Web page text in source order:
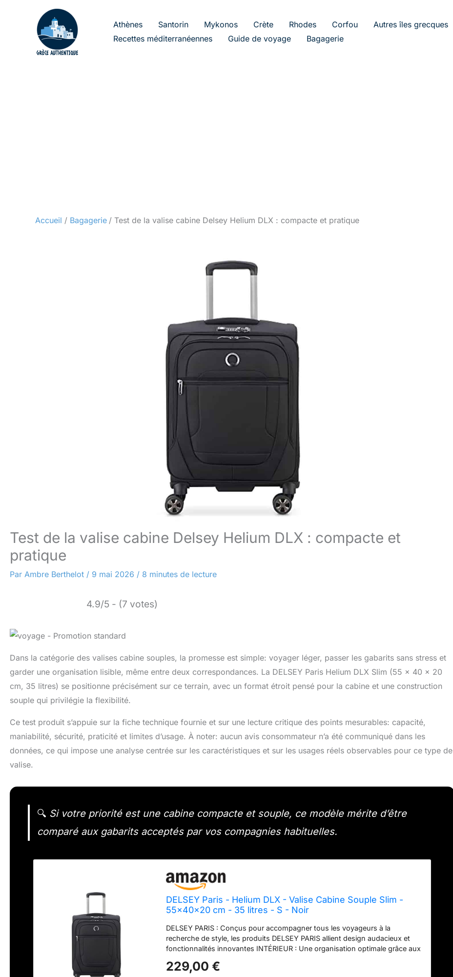
Athènes Santorin Mykonos Crète Rhodes Corfou Autres îles grecques
Recettes méditerranéennes
Guide de voyage Bagagerie
Accueil Bagagerie Test de la valise cabine Delsey Helium DLX : compacte et pratique
Test de la valise cabine Delsey Helium DLX : compacte et
pratique
Par Ambre Berthelot / 9 mai 2026 / 8 minutes de lecture
4.9/5 - (7 votes)
Dans la catégorie des valises cabine souples, la promesse est simple: voyager léger, passer les gabarits sans stress et
garder une organisation lisible, même entre deux correspondances. La DELSEY Paris Helium DLX Slim (55 x 40 x 20
cm, 35 litres) se positionne précisément sur ce terrain, avec un format étroit pensé pour la cabine et une construction
souple qui privilégie la flexibilité.
Ce test produit s’appuie sur la fiche technique fournie et sur une lecture critique des points mesurables: capacité,
maniabilité, sécurité, praticité et limites d’usage. À noter: aucun avis consommateur n’a été communiqué dans les
données, ce qui impose une analyse centrée sur les caractéristiques et sur les usages réels observables pour ce type de
valise.
🔍 Si votre priorité est une cabine compacte et souple, ce modèle mérite d’être
comparé aux gabarits acceptés par vos compagnies habituelles.
DELSEY Paris - Helium DLX - Valise Cabine Souple Slim -
55x40x20 cm - 35 litres - S - Noir
DELSEY PARIS : Conçus pour accompagner tous les voyageurs à la
recherche de style, les produits DELSEY PARIS allient design audacieux et
fonctionnalités innovantes INTÉRIEUR : Une organisation optimale grâce aux
poches de rangement EXTÉRIEUR : Cadenas à code TSA, ouverture Zip
229,00 €